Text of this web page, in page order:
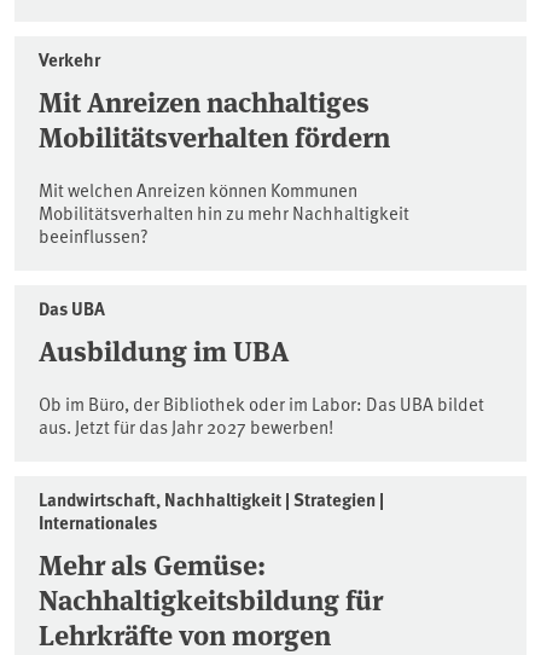
Verkehr
Mit Anreizen nachhaltiges
Mobilitätsverhalten fördern
Mit welchen Anreizen können Kommunen
Mobilitätsverhalten hin zu mehr Nachhaltigkeit
beeinflussen?
Das UBA
Ausbildung im UBA
Ob im Büro, der Bibliothek oder im Labor: Das UBA bildet
aus. Jetzt für das Jahr 2027 bewerben!
Landwirtschaft, Nachhaltigkeit | Strategien |
Internationales
Mehr als Gemüse:
Nachhaltigkeitsbildung für
Lehrkräfte von morgen